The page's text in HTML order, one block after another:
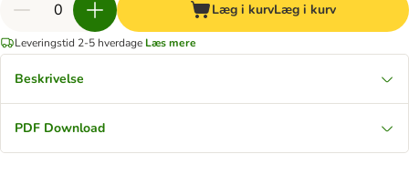
Læg i kurvLæg i kurv
Leveringstid 2-5 hverdage Læs mere
Beskrivelse
PDF Download